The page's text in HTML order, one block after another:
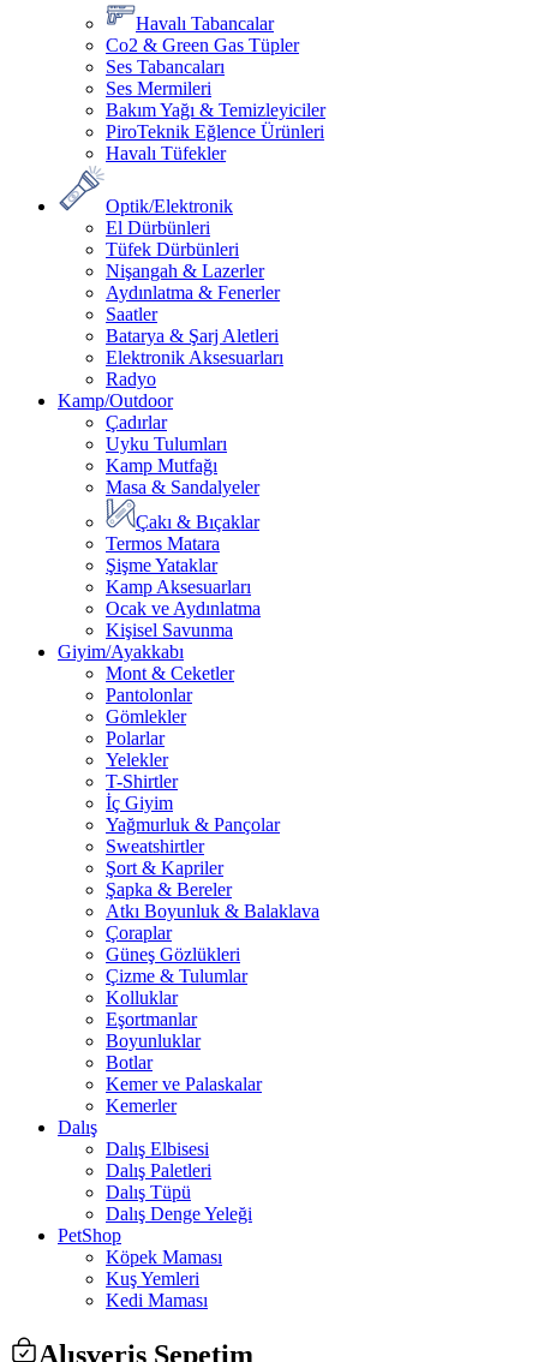
Havalı Tabancalar
Co2 & Green Gas Tüpler
Ses Tabancaları
Ses Mermileri
Bakım Yağı & Temizleyiciler
PiroTeknik Eğlence Ürünleri
Havalı Tüfekler
Optik/Elektronik
El Dürbünleri
Tüfek Dürbünleri
Nişangah & Lazerler
Aydınlatma & Fenerler
Saatler
Batarya & Şarj Aletleri
Elektronik Aksesuarları
Radyo
Kamp/Outdoor
Çadırlar
Uyku Tulumları
Kamp Mutfağı
Masa & Sandalyeler
Çakı & Bıçaklar
Termos Matara
Şişme Yataklar
Kamp Aksesuarları
Ocak ve Aydınlatma
Kişisel Savunma
Giyim/Ayakkabı
Mont & Ceketler
Pantolonlar
Gömlekler
Polarlar
Yelekler
T-Shirtler
İç Giyim
Yağmurluk & Pançolar
Sweatshirtler
Şort & Kapriler
Şapka & Bereler
Atkı Boyunluk & Balaklava
Çoraplar
Güneş Gözlükleri
Çizme & Tulumlar
Kolluklar
Eşortmanlar
Boyunluklar
Botlar
Kemer ve Palaskalar
Kemerler
Dalış
Dalış Elbisesi
Dalış Paletleri
Dalış Tüpü
Dalış Denge Yeleği
PetShop
Köpek Maması
Kuş Yemleri
Kedi Maması
Alışveriş Sepetim